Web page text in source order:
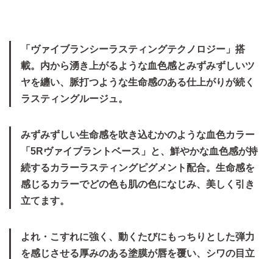
「ヴァイブランシーラスティングテクノロジー」搭
載。内から湧き上がるような血色感とみずみずしいツ
ヤを纏い、脈打つような生命感のある仕上がりが続く
ラスティングルージュ。
みずみずしい生命感を吹き込むかのような血色カラー
「5Rヴァイブラントベース」と、鮮やかな血色感が持
続するカラーラスティングピグメント配合。生命感を
感じるカラーでどの色も肌の色になじみ、美しく引き
立てます。
よれ・こすれに強く、動くたびにもっちりとした弾力
を感じさせる厚みのある塗膜が唇を覆い、シワの目立